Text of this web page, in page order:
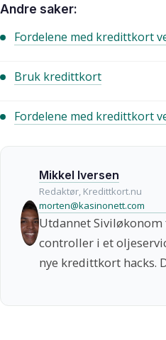
Andre saker:
Fordelene med kredittkort
Bruk kredittkort
Fordelene med kredittkort
Mikkel Iversen
Redaktør, Kredittkort.nu
morten@kasinonett.com
Utdannet Siviløkonom
controller i et
nye kredittkort hacks.